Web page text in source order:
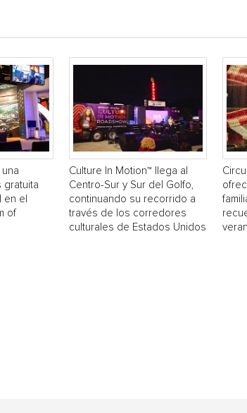
gratuita
en el
of
Culture In Motion™ llega al
Centro-Sur y Sur del Golfo,
continuando su recorrido a
través de los corredores
culturales de Estados Unidos